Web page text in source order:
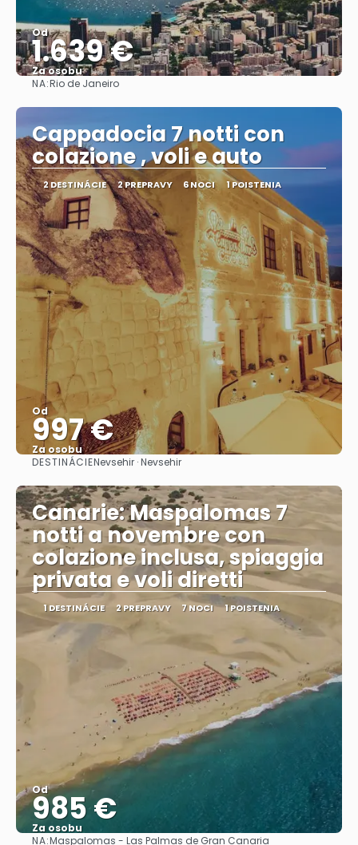
Od
1.639 €
Za osobu
NA:Rio de Janeiro
Cappadocia 7 notti con
colazione , voli e auto
2 DESTINÁCIE 2 PREPRAVY 6 NOCI 1 POISTENIA
Od
997 €
Za osobu
Pozrieť sa
DESTINÁCIENevsehir · Nevsehir
Canarie: Maspalomas 7
notti a novembre con
colazione inclusa, spiaggia
privata e voli diretti
1 DESTINÁCIE 2 PREPRAVY 7 NOCI 1 POISTENIA
Od
985 €
Za osobu
NA:Maspalomas - Las Palmas de Gran Canaria